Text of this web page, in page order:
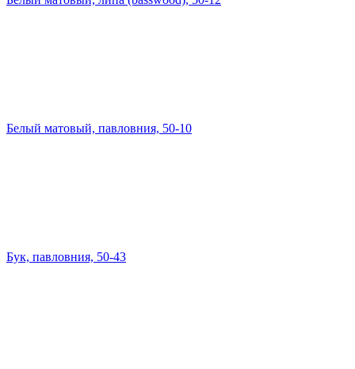
Белый матовый, павловния, 50-10
Бук, павловния, 50-43